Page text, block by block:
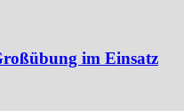
im Einsatz